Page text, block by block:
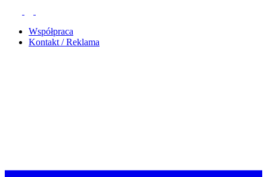
Współpraca
Kontakt / Reklama